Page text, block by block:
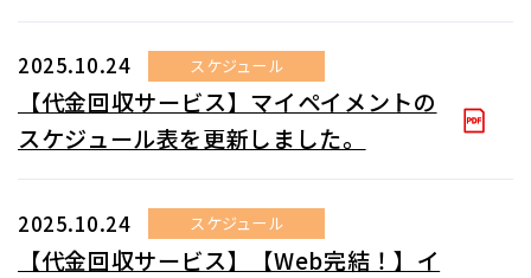
2025.10.24 スケジュール
【代金回収サービス】マイペイメントの
スケジュール表を更新しました。
2025.10.24 スケジュール
【代金回収サービス】【Web完結！】イ